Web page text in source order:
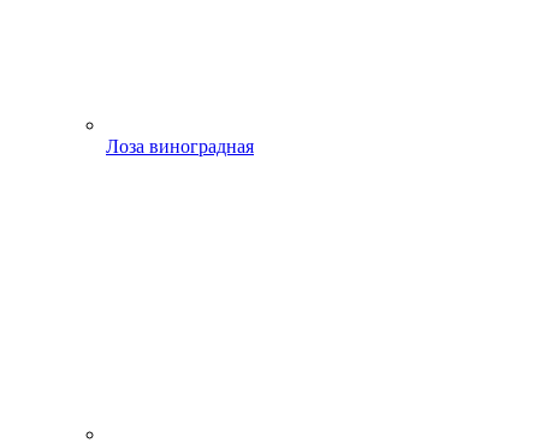
Лоза виноградная